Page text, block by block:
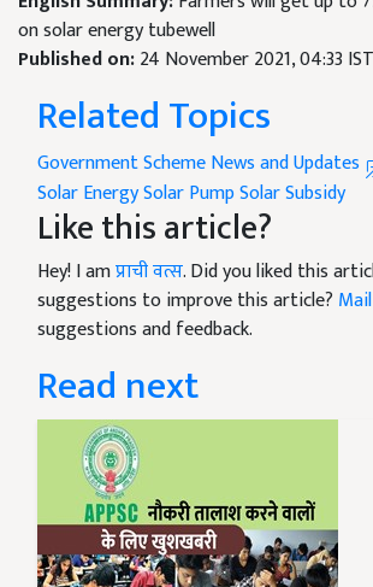
on solar energy tubewell
Published on:24 November 2021, 04:33 IST
Related Topics
Government Scheme News and Updates
Solar EnergySolar PumpSolar Subsidy
Like this article?
Hey! I amप्राची वत्स. Did you liked this
suggestions to improve this article? Mail
suggestions and feedback.
Read next